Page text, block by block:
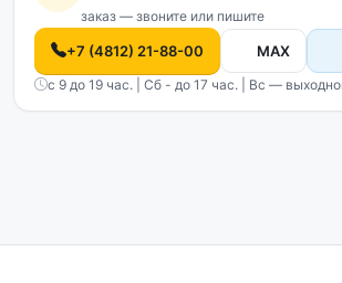
заказ — звоните или пишите
+7 (4812) 21-88-00 MAX
с 9 до 19 час. | Сб - до 17 час. | Вс —